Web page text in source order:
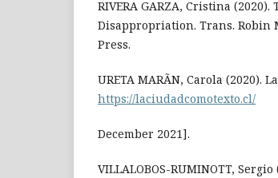
RIVERA GARZA, Cristina
Disappropriation. Trans.
Press.
URETA MARÃN, Carola (2020).
https://laciudadcomotexto.cl/
December 2021].
VILLALOBOS-RUMINOTT,